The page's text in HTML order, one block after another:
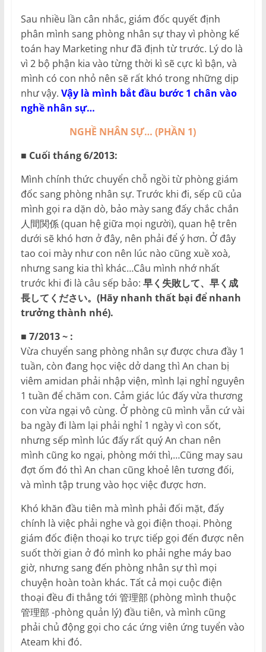
Sau nhiều lần cân nhắc, giám đốc quyết định
phân mình sang phòng nhân sự thay vì phòng kế
toán hay Marketing như đã định từ trước. Lý do là
vì 2 bộ phận kia vào từng thời kì sẽ cực kì bận, và
mình có con nhỏ nên sẽ rất khó trong những dịp
như vậy. Vậy là mình bắt đầu bước 1 chân vào
nghề nhân sự…
NGHỀ NHÂN SỰ… (PHẦN 1)
■ Cuối tháng 6/2013:
Mình chính thức chuyển chỗ ngồi từ phòng giám
đốc sang phòng nhân sự. Trước khi đi, sếp cũ của
mình gọi ra dặn dò, bảo mày sang đấy chắc chắn
人間関係 (quan hệ giữa mọi người), quan hệ trên
dưới sẽ khó hơn ở đây, nên phải để ý hơn. Ở đây
tao coi mày như con nên lúc nào cũng xuề xoà,
nhưng sang kia thì khác…Câu mình nhớ nhất
trước khi đi là câu sếp bảo: 早く失敗して、早く成
長してください。(Hãy nhanh thất bại để nhanh
trưởng thành nhé).
■ 7/2013 ~ :
Vừa chuyển sang phòng nhân sự được chưa đầy 1
tuần, còn đang học việc dở dang thì An chan bị
viêm amidan phải nhập viện, mình lại nghỉ nguyên
1 tuần để chăm con. Cảm giác lúc đấy vừa thương
con vừa ngại vô cùng. Ở phòng cũ mình vẫn cứ vài
ba ngày đi làm lại phải nghỉ 1 ngày vì con sốt,
nhưng sếp mình lúc đấy rất quý An chan nên
mình cũng ko ngại, phòng mới thì,…Cũng may sau
đợt ốm đó thì An chan cũng khoẻ lên tương đối,
và mình tập trung vào học việc được hơn.
Khó khăn đầu tiên mà mình phải đối mặt, đấy
chính là việc phải nghe và gọi điện thoại. Phòng
giám đốc điện thoại ko trực tiếp gọi đến được nên
suốt thời gian ở đó mình ko phải nghe máy bao
giờ, nhưng sang đến phòng nhân sự thì mọi
chuyện hoàn toàn khác. Tất cả mọi cuộc điện
thoại đều đi thẳng tới 管理部 (phòng mình thuộc
管理部 -phòng quản lý) đầu tiên, và mình cũng
phải chủ động gọi cho các ứng viên ứng tuyển vào
Ateam khi đó.